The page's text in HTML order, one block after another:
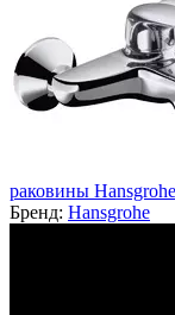
раковины
Бренд: Hansgrohe